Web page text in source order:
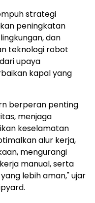
berperan penting
menjaga
keselamatan
alur kerja,
mengurangi
lebih aman," ujar
proses
pengolahan air
memproses lebih
sementara robot